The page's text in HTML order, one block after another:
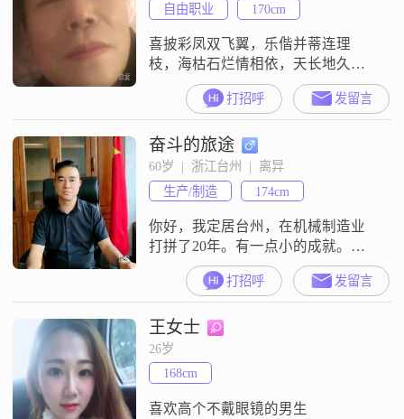
自由职业
170cm
喜披彩凤双飞翼，乐偕并蒂连理
枝，海枯石烂情相依，天长地久永
不渝。真诚相待鸾凤合鸣，花好月
圆，一生一世幸福平安！
打招呼 发留言
奋斗的旅途
60岁  |  浙江台州  |  离异
生产/制造
174cm
你好，我定居台州，在机械制造业
打拼了20年。有一点小的成就。我
不抽烟。不打牌，有应酬的情况
下，喝一点小酒！我很顾家，也很
心痛人，对父母长辈绝对是孝顺
的！
打招呼 发留言
王女士
26岁
168cm
喜欢高个不戴眼镜的男生